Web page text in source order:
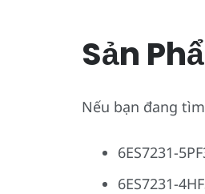
Sản
Nếu bạn đang
6ES7231-
6ES7231-